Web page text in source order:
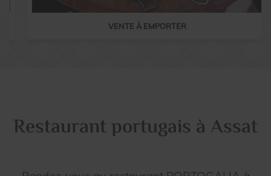
Restaurant portugais à Assat
VENTE À EMPORTER